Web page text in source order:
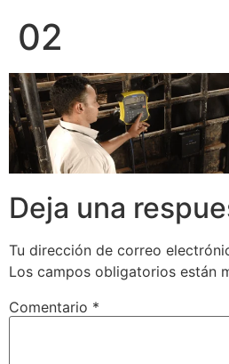
02
Deja una
Tu dirección de correo
Los campos obligatorios están
Comentario *